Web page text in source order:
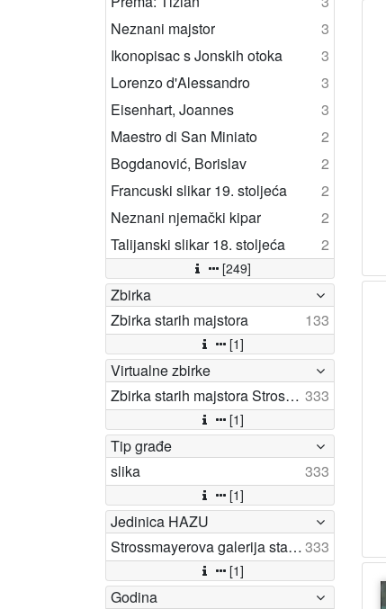
Neznani majstor
3
Ikonopisac s Jonskih otoka
3
Lorenzo d'Alessandro
3
Eisenhart, Joannes
3
Maestro di San Miniato
2
Bogdanović, Borislav
2
Francuski slikar 19. stoljeća
2
Neznani njemački kipar
2
Talijanski slikar 18. stoljeća
2
[249]
Zbirka
Zbirka starih majstora
133
[1]
Virtualne zbirke
Zbirka starih majstora Strossmayerove galerije 333
[1]
Tip građe
slika
333
[1]
Jedinica HAZU
Strossmayerova galerija starih majstora (Zagreb)333
[1]
Godina